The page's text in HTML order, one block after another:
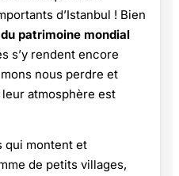
d’Istanbul ! Bien
patrimoine mondial
s’y rendent encore
nous perdre et
atmosphère est
qui montent et
de petits villages,